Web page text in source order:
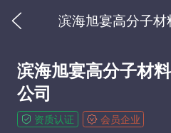
滨海旭宴高分子材
滨海旭宴高分子材
公司
资质认证 会员企业